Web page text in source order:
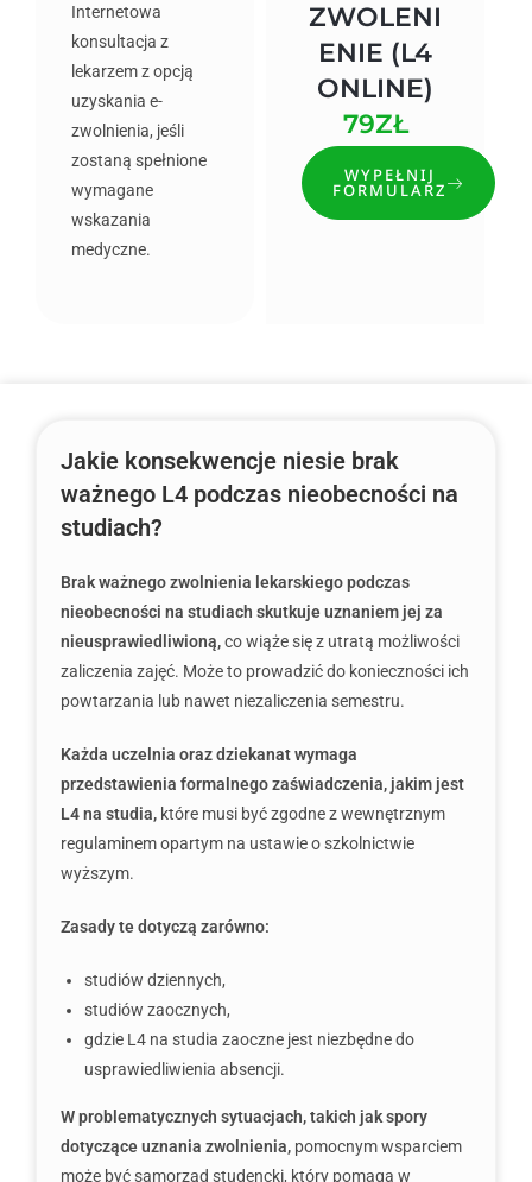
Internetowa
konsultacja z
lekarzem z opcją
uzyskania e-
zwolnienia, jeśli
zostaną spełnione
wymagane
wskazania
medyczne.
ZWOLENI
ENIE (L4
ONLINE)
79ZŁ
WYPEŁNIJ
FORMULARZ
Jakie konsekwencje niesie brak
ważnego L4 podczas nieobecności na
studiach?
Brak ważnego zwolnienia lekarskiego podczas
nieobecności na studiach skutkuje uznaniem jej za
nieusprawiedliwioną,co wiąże się z utratą możliwości
zaliczenia zajęć. Może to prowadzić do konieczności ich
powtarzania lub nawet niezaliczenia semestru.
Każda uczelnia oraz dziekanat wymaga
przedstawienia formalnego zaświadczenia, jakim jest
L4 na studia, które musi być zgodne z wewnętrznym
regulaminem opartym na ustawie o szkolnictwie
wyższym.
Zasady te dotyczą zarówno:
studiów dziennych,
studiów zaocznych,
gdzie L4 na studia zaoczne jest niezbędne do
usprawiedliwienia absencji.
W problematycznych sytuacjach, takich jak spory
dotyczące uznania zwolnienia, pomocnym wsparciem
może być samorząd studencki, który pomaga w